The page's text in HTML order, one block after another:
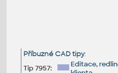
Příbuzné CAD tipy:
Tip 7957:
Editace,